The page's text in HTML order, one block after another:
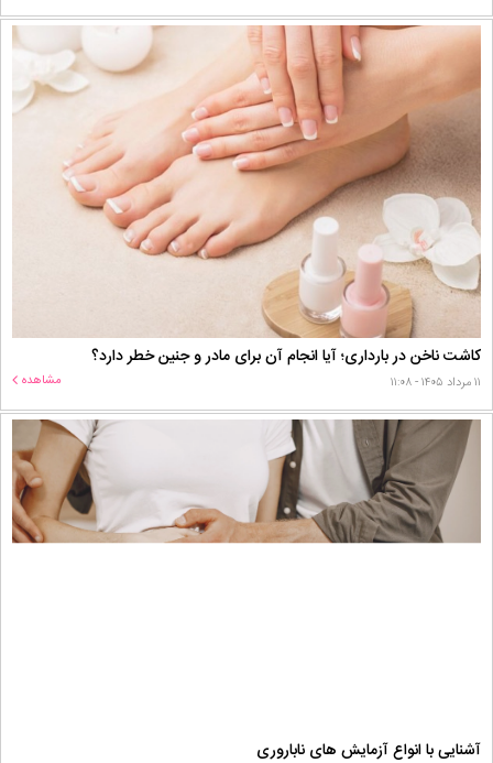
کاشت ناخن در بارداری؛ آیا انجام آن برای مادر و جنین خطر دارد؟
۱۱ مرداد ۱۴۰۵ - ۱۱:۰۸ مشاهده
آشنایی با انواع آزمایش های ناباروری